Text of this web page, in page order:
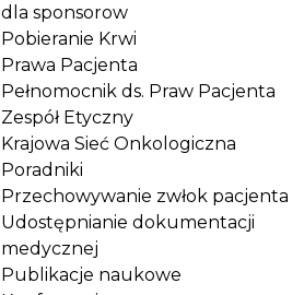
dla sponsorow
Pobieranie Krwi
Prawa Pacjenta
Pełnomocnik ds. Praw Pacjenta
Zespół Etyczny
Krajowa Sieć Onkologiczna
Poradniki
Przechowywanie zwłok pacjenta
Udostępnianie dokumentacji
medycznej
Publikacje naukowe